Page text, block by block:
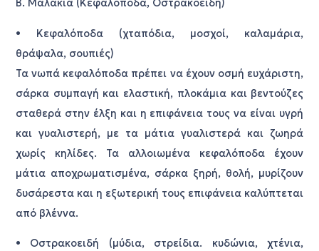
Β. Μαλάκια (Κεφαλόποδα, Οστρακοειδή)
• Κεφαλόποδα (χταπόδια, μοσχοί, καλαμάρια,
θράψαλα, σουπιές)
Τα νωπά κεφαλόποδα πρέπει να έχουν οσμή ευχάριστη,
σάρκα συμπαγή και ελαστική, πλοκάμια και βεντούζες
σταθερά στην έλξη και η επιφάνεια τους να είναι υγρή
και γυαλιστερή, με τα μάτια γυαλιστερά και ζωηρά
χωρίς κηλίδες. Τα αλλοιωμένα κεφαλόποδα έχουν
μάτια αποχρωματισμένα, σάρκα ξηρή, θολή, μυρίζουν
δυσάρεστα και η εξωτερική τους επιφάνεια καλύπτεται
από βλέννα.
• Οστρακοειδή (μύδια, στρείδια. κυδώνια, χτένια,